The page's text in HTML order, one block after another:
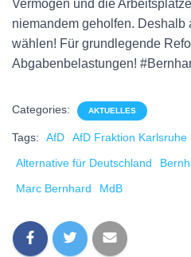
Vermögen und die
niemandem geholfen. Deshalb
wählen! Für grundlegende
Abgabenbelastungen!
Categories: AKTUELLES
Tags: AfD AfD Fraktion Karlsruhe
Alternative für Deutschland
Marc Bernhard
MdB